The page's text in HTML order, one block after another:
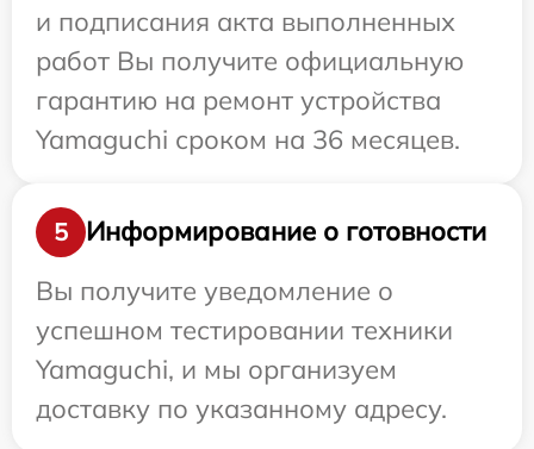
и подписания акта выполненных
работ Вы получите официальную
гарантию на ремонт устройства
Yamaguchi сроком на 36 месяцев.
5
Информирование о готовности
Вы получите уведомление о
успешном тестировании техники
Yamaguchi, и мы организуем
доставку по указанному адресу.